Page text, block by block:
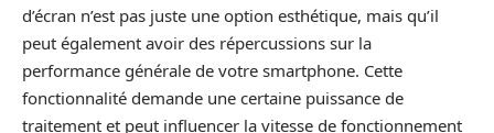
d’écran n’est pas juste une option esthétique, mais qu’il
peut également avoir des répercussions sur la
performance générale de votre smartphone. Cette
fonctionnalité demande une certaine puissance de
traitement et peut influencer la vitesse de fonctionnement